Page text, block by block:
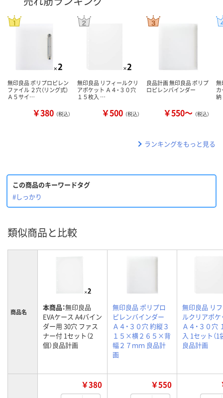
無印良品 ポリプロピレン
ファイル ２穴（リング式）
Ａ５サイ…
￥380 （税込）
無印良品 リフィールクリ
アポケット Ａ４・３０穴
１５枚入 …
￥500 （税込）
良品計画 無印良品 ポリプ
ロピレンバインダー
￥550～ （税込）
無
納
ランキングをもっと見る
この商品のキーワードタグ
#しっかり
類似商品と比較
商品名 本商品：無印良品
EVAケース A4バイン
ダー用 30穴 ファス
ナー付 1セット（2
個）良品計画
無印良品 ポリプロ
ピレンバインダー
Ａ４・３０穴 約縦３
１５×横２６５×背
幅２７ｍｍ 良品計
画
無印良品 リ
ルクリアポケ
Ａ４・３０穴
入 1セット（1
良品計画
￥380 ￥550